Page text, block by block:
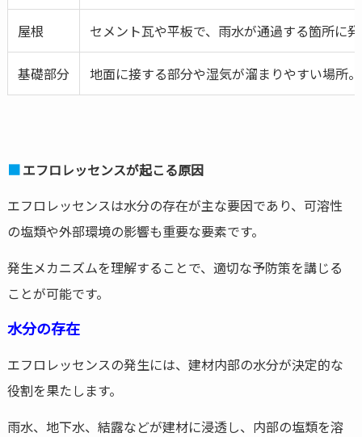
屋根 セメント瓦や平板で、雨水が通過する箇所に
基礎部分 地面に接する部分や湿気が溜まりやすい場所
エフロレッセンスが起こる原因
エフロレッセンスは水分の存在が主な要因であり、可溶性
の塩類や外部環境の影響も重要な要素です。
発生メカニズムを理解することで、適切な予防策を講じる
ことが可能です。
水分の存在
エフロレッセンスの発生には、建材内部の水分が決定的な
役割を果たします。
雨水、地下水、結露などが建材に浸透し、内部の塩類を溶